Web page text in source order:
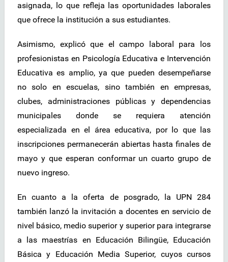
asignada, lo que refleja las oportunidades laborales
que ofrece la institución a sus estudiantes.
Asimismo, explicó que el campo laboral para los
profesionistas en Psicología Educativa e Intervención
Educativa es amplio, ya que pueden desempeñarse
no solo en escuelas, sino también en empresas,
clubes, administraciones públicas y dependencias
municipales donde se requiera atención
especializada en el área educativa, por lo que las
inscripciones permanecerán abiertas hasta finales de
mayo y que esperan conformar un cuarto grupo de
nuevo ingreso.
En cuanto a la oferta de posgrado, la UPN 284
también lanzó la invitación a docentes en servicio de
nivel básico, medio superior y superior para integrarse
a las maestrías en Educación Bilingüe, Educación
Básica y Educación Media Superior, cuyos cursos